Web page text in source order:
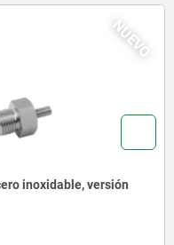
NUEVO
inoxidable con